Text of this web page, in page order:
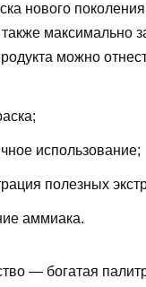
нового
также максимально
можно
использование;
полезных
аммиака.
— богатая